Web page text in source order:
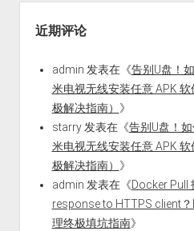
近期评论
admin 发表在《告别U盘！
米电视无线安装任意 APK 软
极解决指南） 》
starry发表在《告别U盘！
米电视无线安装任意 APK 软
极解决指南） 》
admin 发表在《Docker Pull
response to HTTPS client
理终极填坑指南》